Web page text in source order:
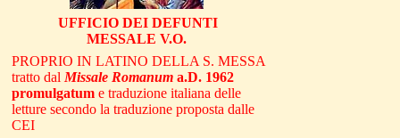
UFFICIO DEI DEFUNTI
MESSALE V.O.
PROPRIO IN LATINO DELLA S. MESSA
tratto dal Missale Romanum a.D. 1962
promulgatum e traduzione italiana delle
letture secondo la traduzione proposta dalle
CEI